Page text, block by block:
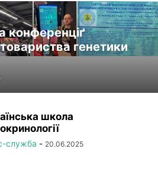
конференціґ
генетики
школа
служба - 20.06.2025